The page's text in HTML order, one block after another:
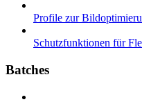
Profile zur
Schutzfunktionen für
Batches